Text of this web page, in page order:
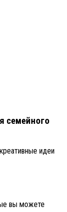
семейного
идеи
вы можете